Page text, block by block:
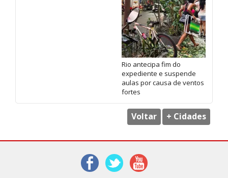
Rio antecipa fim do
expediente e suspende
aulas por causa de ventos
fortes
Voltar + Cidades